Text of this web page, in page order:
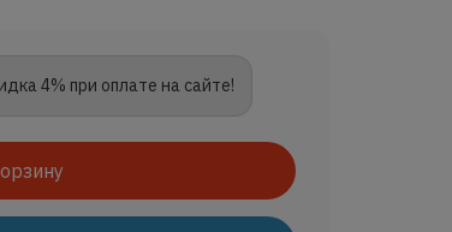
4% при оплате на сайте!